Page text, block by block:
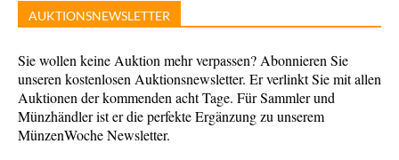
AUKTIONSNEWSLETTER
Sie wollen keine Auktion mehr verpassen? Abonnieren Sie
unseren kostenlosen Auktionsnewsletter. Er verlinkt Sie mit allen
Auktionen der kommenden acht Tage. Für Sammler und
Münzhändler ist er die perfekte Ergänzung zu unserem
MünzenWoche Newsletter.